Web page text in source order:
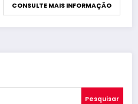
CONSULTE MAIS INFORMAÇÃO
Pesquisar